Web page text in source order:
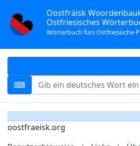
Oostfräisk
Ostfriesisches
Wörterbuch fürs Ostfriesische
oostfraeisk.org